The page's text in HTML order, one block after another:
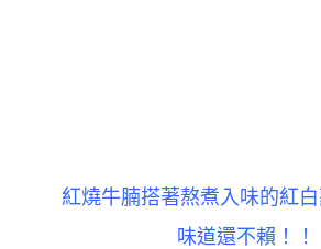
紅燒牛腩搭著熬煮入味的紅白
味道還不賴！！